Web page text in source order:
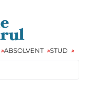
ABSOLVENT STUD